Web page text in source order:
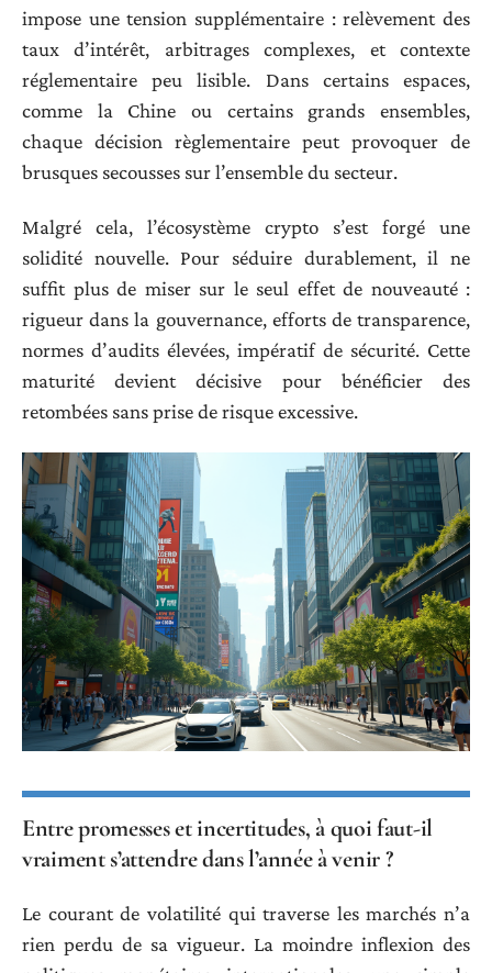
impose une tension supplémentaire : relèvement des
taux d’intérêt, arbitrages complexes, et contexte
réglementaire peu lisible. Dans certains espaces,
comme la Chine ou certains grands ensembles,
chaque décision règlementaire peut provoquer de
brusques secousses sur l’ensemble du secteur.
Malgré cela, l’écosystème crypto s’est forgé une
solidité nouvelle. Pour séduire durablement, il ne
suffit plus de miser sur le seul effet de nouveauté :
rigueur dans la gouvernance, efforts de transparence,
normes d’audits élevées, impératif de sécurité. Cette
maturité devient décisive pour bénéficier des
retombées sans prise de risque excessive.
Entre promesses et incertitudes, à quoi faut-il
vraiment s’attendre dans l’année à venir ?
Le courant de volatilité qui traverse les marchés n’a
rien perdu de sa vigueur. La moindre inflexion des